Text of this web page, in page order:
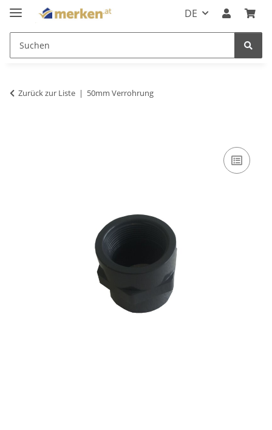
DE
Zurück zur Liste 50mm Verrohrung